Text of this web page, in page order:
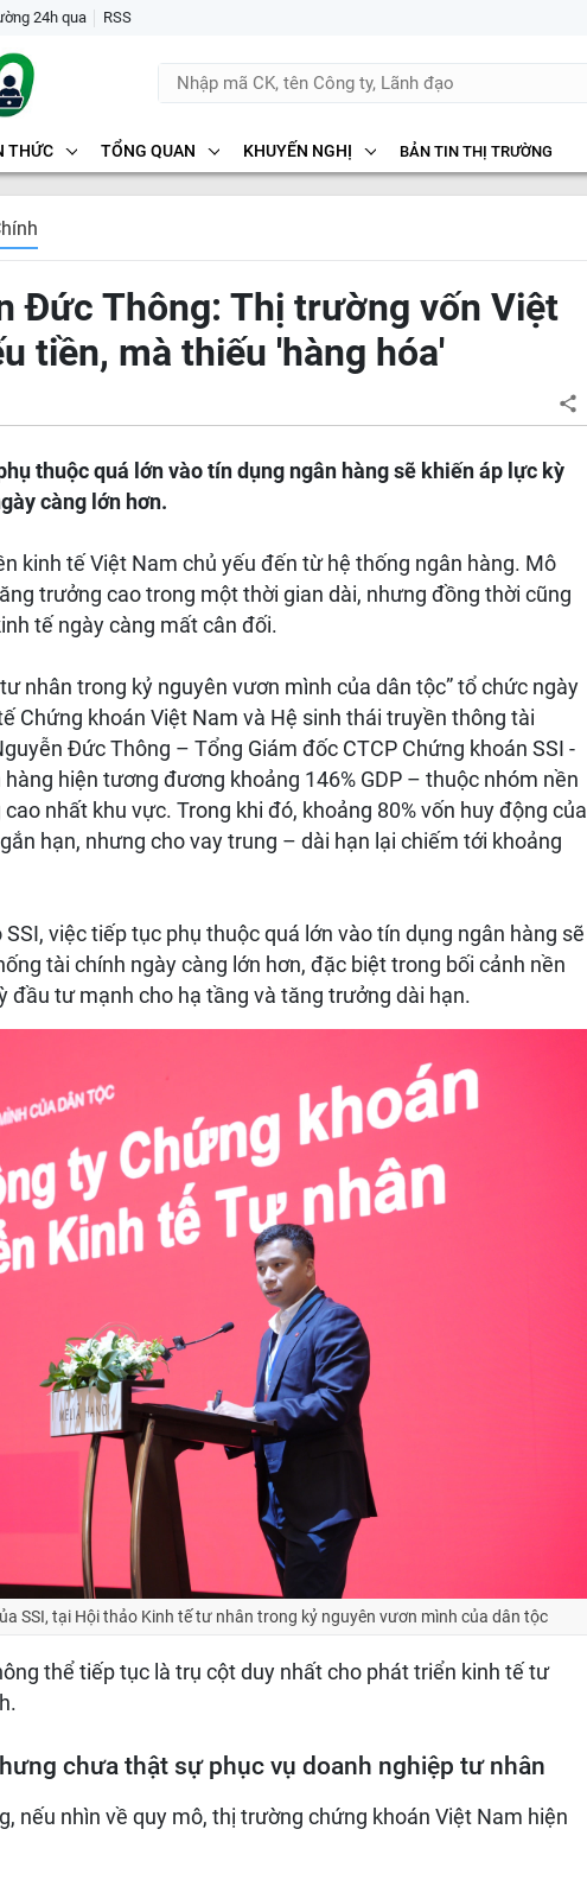
24h qua RSS
THỨC TỔNG QUAN KHUYẾN NGHỊ BẢN TIN THỊ TRƯỜNG
Đức Thông: Thị trường vốn Việt
tiền, mà thiếu 'hàng hóa'
thuộc quá lớn vào tín dụng ngân hàng sẽ khiến áp lực kỳ
càng lớn hơn.
kinh tế Việt Nam chủ yếu đến từ hệ thống ngân hàng. Mô
trưởng cao trong một thời gian dài, nhưng đồng thời cũng
tế ngày càng mất cân đối.
nhân trong kỷ nguyên vươn mình của dân tộc” tổ chức ngày
Chứng khoán Việt Nam và Hệ sinh thái truyền thông tài
Đức Thông – Tổng Giám đốc CTCP Chứng khoán SSI -
hiện tương đương khoảng 146% GDP – thuộc nhóm nền
nhất khu vực. Trong khi đó, khoảng 80% vốn huy động của
hạn, nhưng cho vay trung – dài hạn lại chiếm tới khoảng
việc tiếp tục phụ thuộc quá lớn vào tín dụng ngân hàng sẽ
tài chính ngày càng lớn hơn, đặc biệt trong bối cảnh nền
đầu tư mạnh cho hạ tầng và tăng trưởng dài hạn.
SSI, tại Hội thảo Kinh tế tư nhân trong kỷ nguyên vươn mình của dân tộc
thể tiếp tục là trụ cột duy nhất cho phát triển kinh tế tư
chưa thật sự phục vụ doanh nghiệp tư nhân
nếu nhìn về quy mô, thị trường chứng khoán Việt Nam hiện